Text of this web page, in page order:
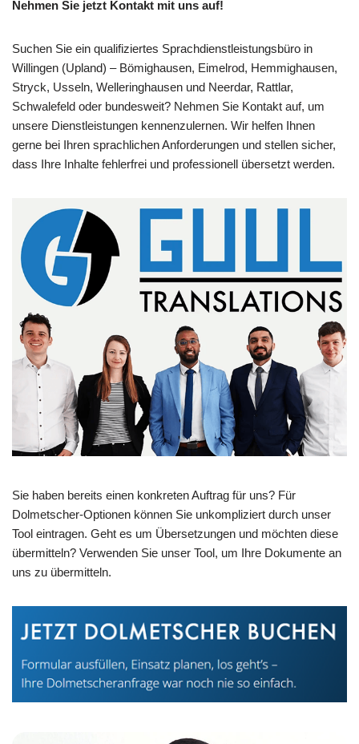
Nehmen Sie jetzt Kontakt mit uns auf!
Suchen Sie ein qualifiziertes Sprachdienstleistungsbüro in
Willingen (Upland) – Bömighausen, Eimelrod, Hemmighausen,
Stryck, Usseln, Welleringhausen und Neerdar, Rattlar,
Schwalefeld oder bundesweit? Nehmen Sie Kontakt auf, um
unsere Dienstleistungen kennenzulernen. Wir helfen Ihnen
gerne bei Ihren sprachlichen Anforderungen und stellen sicher,
dass Ihre Inhalte fehlerfrei und professionell übersetzt werden.
Sie haben bereits einen konkreten Auftrag für uns? Für
Dolmetscher-Optionen können Sie unkompliziert durch unser
Tool eintragen. Geht es um Übersetzungen und möchten diese
übermitteln? Verwenden Sie unser Tool, um Ihre Dokumente an
uns zu übermitteln.